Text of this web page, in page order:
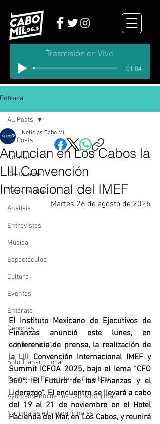
Trasmisión en Vivo
-01:04
Entrada
All Posts
Noticias
Destacados
Tema del dia
Analisis
Entrevistas
Música
Espectáculos
Cultura
Eventos
Entérate
Deportes
La buena del día
Sólo Tránsito Local
Reportajes Especiales Al Cabo Notic
Ayuntamiento de Los Cabos Informa
Nacionales e Internacionales
All Posts
Anuncian en Los Cabos la
LIII Convención
Internacional del IMEF
Noticias Cabo Mil
Martes 26 de agosto de 2025
El Instituto Mexicano de Ejecutivos de
Finanzas anunció este lunes, en
conferencia de prensa, la realización de
la LIII Convención Internacional IMEF y
Summit ICFOA 2025, bajo el lema “CFO
360°: El Futuro de las Finanzas y el
Liderazgo”. El encuentro se llevará a cabo
del 19 al 21 de noviembre en el Hotel
Hacienda del Mar, en Los Cabos, y reunirá